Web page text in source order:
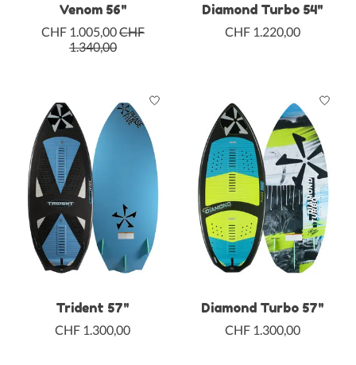
Venom 56"
CHF 1.005,00CHF
1.340,00
Diamond Turbo 54"
CHF 1.220,00
Trident 57"
CHF 1.300,00
Diamond Turbo 57"
CHF 1.300,00